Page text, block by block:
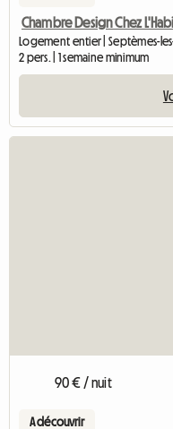
Chambre Design Chez
Logement entier | Septèmes-
2 pers. | 1 semaine minimum
90 € / nuit
A découvrir